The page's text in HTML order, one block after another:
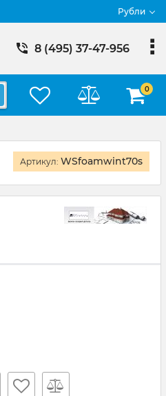
Рубли
8 (495) 37-47-956
0
Артикул: WSfoamwint70s